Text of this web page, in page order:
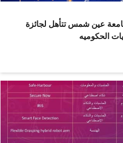
عين شمس تتأهل لجائزة
الحكوميه